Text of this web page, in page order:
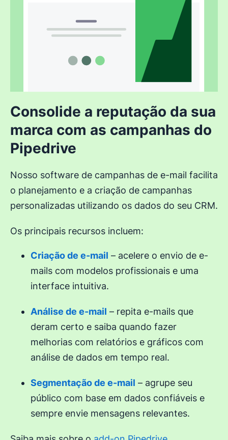
Consolide a reputação da sua
marca com as campanhas do
Pipedrive
Nosso software de campanhas de e-mail facilita
o planejamento e a criação de campanhas
personalizadas utilizando os dados do seu CRM.
Os principais recursos incluem:
Criação de e-mail – acelere o envio de e-
mails com modelos profissionais e uma
interface intuitiva.
Análise de e-mail – repita e-mails que
deram certo e saiba quando fazer
melhorias com relatórios e gráficos com
análise de dados em tempo real.
Segmentação de e-mail – agrupe seu
público com base em dados confiáveis e
sempre envie mensagens relevantes.